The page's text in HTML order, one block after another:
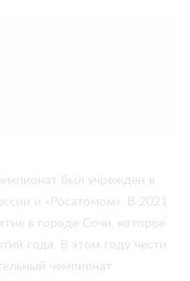
был учрежден в
и «Росатомом». В 2021
в городе Сочи, которое
года. В этом году чести
чемпионат